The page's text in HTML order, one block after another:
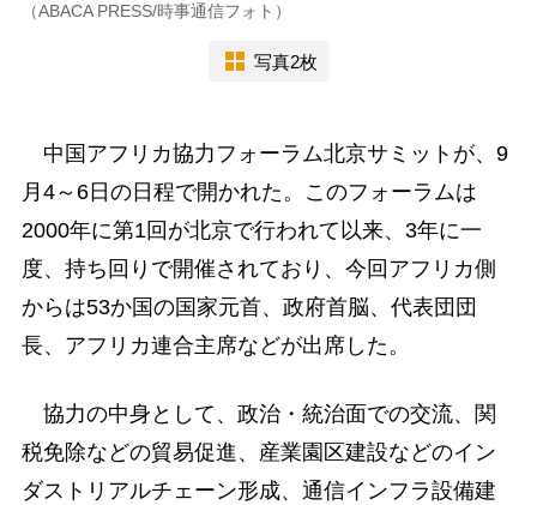
（ABACA PRESS/時事通信フォト）
写真2枚
中国アフリカ協力フォーラム北京サミットが、9
月4～6日の日程で開かれた。このフォーラムは
2000年に第1回が北京で行われて以来、3年に一
度、持ち回りで開催されており、今回アフリカ側
からは53か国の国家元首、政府首脳、代表団団
長、アフリカ連合主席などが出席した。
協力の中身として、政治・統治面での交流、関
税免除などの貿易促進、産業園区建設などのイン
ダストリアルチェーン形成、通信インフラ設備建